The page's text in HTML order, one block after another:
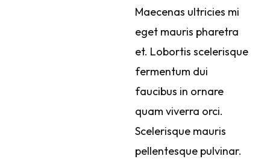
Maecenas ultricies mi
eget mauris pharetra
et. Lobortis scelerisque
fermentum dui
faucibus in ornare
quam viverra orci.
Scelerisque mauris
pellentesque pulvinar.